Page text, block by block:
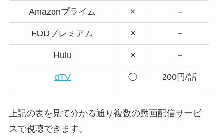
Amazonプライム × －
FODプレミアム × －
Hulu × －
dTV ◯ 200円/話
上記の表を見て分かる通り複数の動画配信サービ
スで視聴できます。